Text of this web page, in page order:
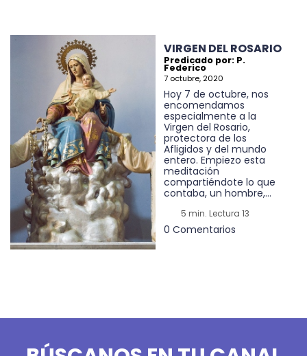
VIRGEN DEL ROSARIO
Predicado por: P.
Federico
7 octubre, 2020
Hoy 7 de octubre, nos
encomendamos
especialmente a la
Virgen del Rosario,
protectora de los
Afligidos y del mundo
entero. Empiezo esta
meditación
compartiéndote lo que
contaba, un hombre,...
5 min. Lectura 13
0 Comentarios